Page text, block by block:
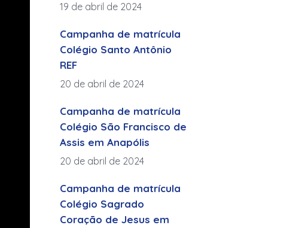
19 de abril de 2024
Campanha de matrícula
Colégio Santo Antônio
REF
20 de abril de 2024
Campanha de matrícula
Colégio São Francisco de
Assis em Anapólis
20 de abril de 2024
Campanha de matrícula
Colégio Sagrado
Coração de Jesus em